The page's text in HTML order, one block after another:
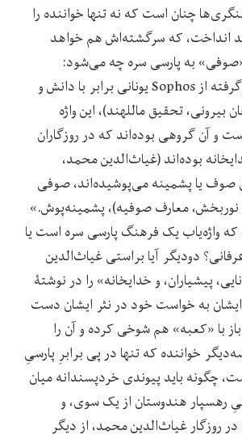
چنان است که نه تنها خواننده را
انداخت، که سرگشته‌اش هم خواهد
«صوفی» به پارسی سره چه می‌شود:
«سوفی، این واژه برگرفته از Sophos یونانی برابر با دانش و
بیرونی، تحقیق ماللهند)، این واژه
و آن گروهی بوده‌اند که در روزگاران
بوده‌اند (غیاث‌الدین محمد،
صوف یا پشمینه می‌پوشیده‌اند، صوفی
نوربخش، معارف صوفیه)، پشمینه‌پوش.»
واژه‌یاب یک فرهنگ پارسی سره است یا
دودیگر آیا براستی غیاث‌الدین
پیشیاران، و خدایخانه» را در نوشتۀ
ایشان به خواست خود در نثر ایشان دست
باز با «کعبه» هم شوخی کرده و آن را
خواننده که تنها در پی برابرِ پارسیِ
چگونه باید پیوندی خردپسندانه میان
رهسپار هندوستان از یک سوی، و
روزگار غیاث‌الدین محمد، از دیگر